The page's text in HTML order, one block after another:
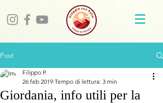
Post
Giordania, info utili per la
Filippo P.
26 feb 2019 Tempo di lettura: 3 min